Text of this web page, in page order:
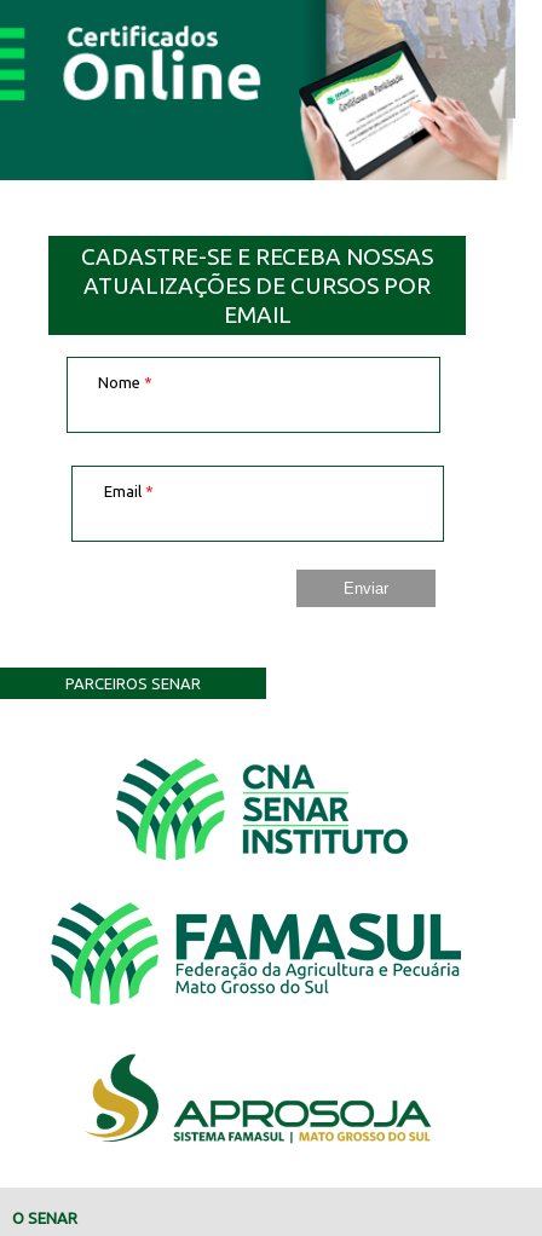
CADASTRE-SE E RECEBA NOSSAS
ATUALIZAÇÕES DE CURSOS POR
EMAIL
Nome *
Email *
PARCEIROS SENAR
O SENAR